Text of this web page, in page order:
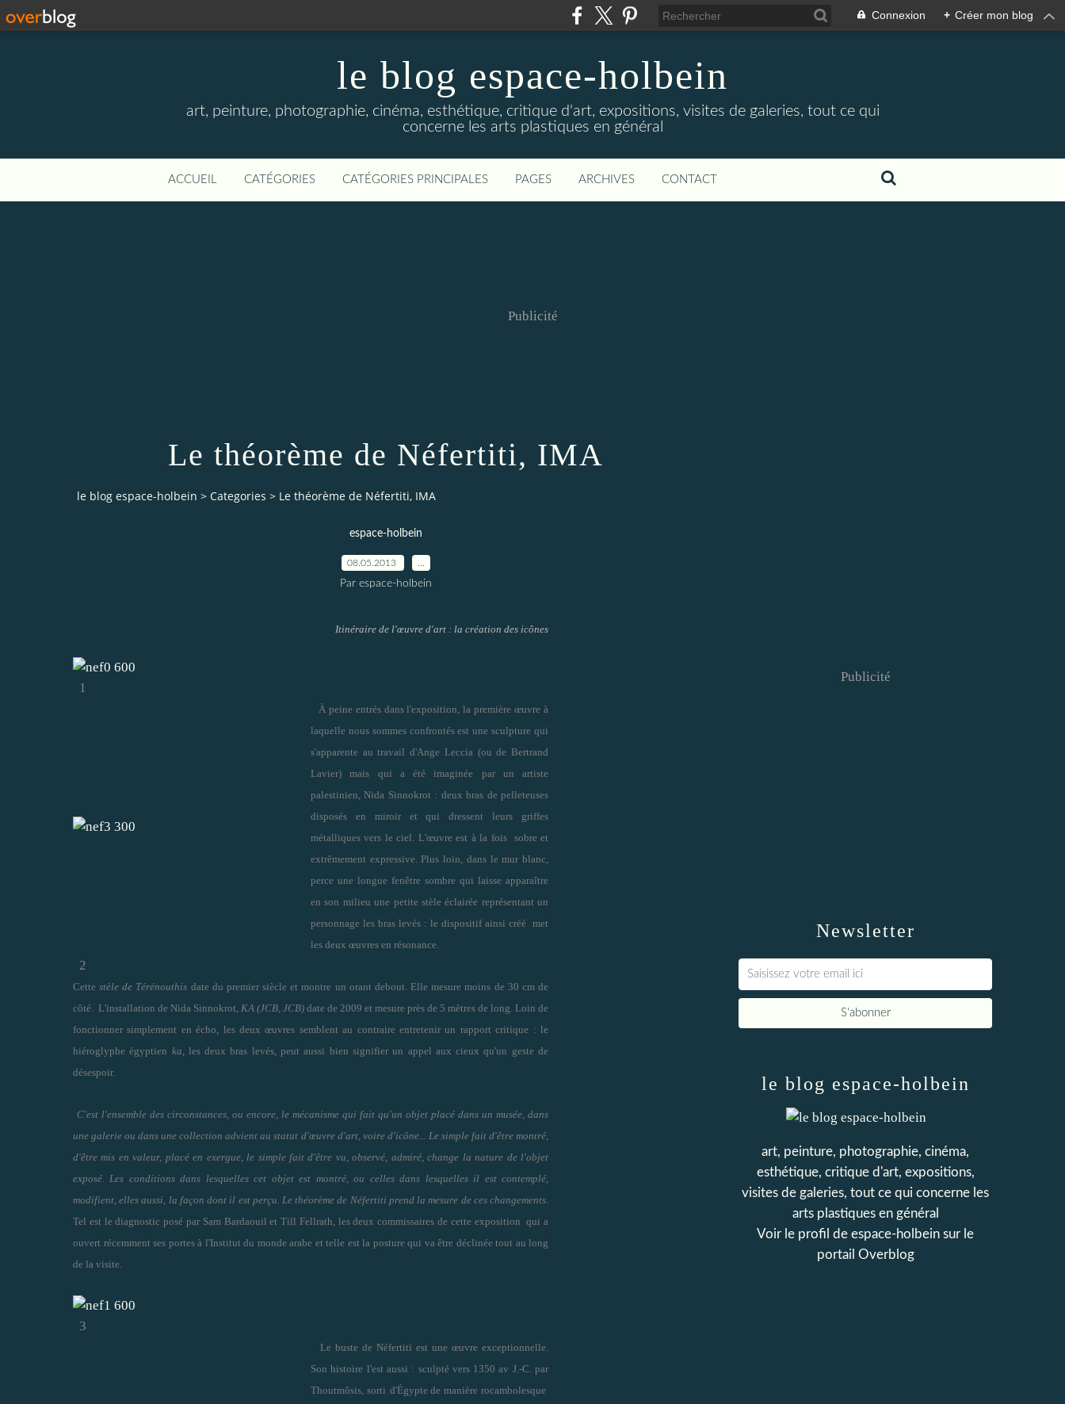
Connexion + Créer mon blog
le blog espace-holbein
art, peinture, photographie, cinéma, esthétique, critique d'art, expositions, visites de galeries, tout ce qui
concerne les arts plastiques en général
ACCUEIL CATÉGORIES CATÉGORIES PRINCIPALES PAGES ARCHIVES CONTACT
Publicité
Le théorème de Néfertiti, IMA
le blog espace-holbein > Categories > Le théorème de Néfertiti, IMA
espace-holbein
08.05.2013
Par espace-holbein
Itinéraire de l'œuvre d'art : la création des icônes
1
À peine entrés dans l'exposition, la première œuvre à
laquelle nous sommes confrontés est une sculpture qui
s'apparente au travail d'Ange Leccia (ou de Bertrand
Lavier) mais qui a été imaginée par un artiste
palestinien, Nida Sinnokrot : deux bras de pelleteuses
disposés en miroir et qui dressent leurs griffes
métalliques vers le ciel. L'œuvre est à la fois sobre et
extrêmement expressive. Plus loin, dans le mur blanc,
perce une longue fenêtre sombre qui laisse apparaître
en son milieu une petite stèle éclairée représentant un
personnage les bras levés : le dispositif ainsi créé met
les deux œuvres en résonance.
2
Cettestèle de Térénouthis date du premier siècle et montre un orant debout. Elle mesure moins de 30 cm de
côté. L'installation de Nida Sinnokrot, KA (JCB, JCB) date de 2009 et mesure près de 5 mètres de long. Loin de
fonctionner simplement en écho, les deux œuvres semblent au contraire entretenir un rapport critique : le
hiéroglyphe égyptien ka , les deux bras levés, peut aussi bien signifier un appel aux cieux qu'un geste de
désespoir.
C'est l'ensemble des circonstances, ou encore, le mécanisme qui fait qu'un objet placé dans un musée, dans
une galerie ou dans une collection advient au statut d'œuvre d'art, voire d'icône... Le simple fait d'être montré,
d'être mis en valeur, placé en exergue, le simple fait d'être vu, observé, admiré, change la nature de l'objet
exposé. Les conditions dans lesquelles cet objet est montré, ou celles dans lesquelles il est contemplé,
modifient, elles aussi, la façon dont il est perçu. Le théorème de Néfertiti prend la mesure de ces changements.
Tel est le diagnostic posé par Sam Bardaouil et Till Fellrath, les deux commissaires de cette exposition qui a
ouvert récemment ses portes à l'Institut du monde arabe et telle est la posture qui va être déclinée tout au long
de la visite.
3
Le buste de Néfertiti est une œuvre exceptionnelle.
Son histoire l'est aussi : sculpté vers 1350 av J.-C. par
Thoutmôsis, sorti d'Égypte de manière rocambolesque
Newsletter
Publicité
le blog espace-holbein
art, peinture, photographie, cinéma,
esthétique, critique d'art, expositions,
visites de galeries, tout ce qui concerne les
arts plastiques en général
Voir le profil de espace-holbein sur le
portail Overblog